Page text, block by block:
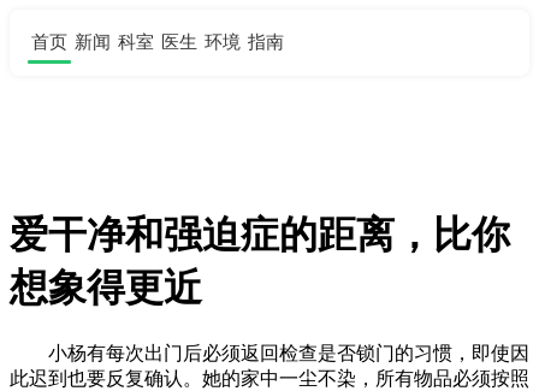
首页 新闻 科室 医生 环境 指南
爱干净和强迫症的距离，比你
想象得更近
小杨有每次出门后必须返回检查是否锁门的习惯，即使因
此迟到也要反复确认。她的家中一尘不染，所有物品必须按照